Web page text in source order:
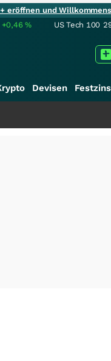
eröffnen und
+0,46% US Tech 100
Devisen Festzins